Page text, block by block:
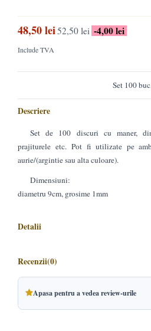
48,50 lei52,50 lei -4,00 lei
Include TVA
Set 100
Descriere
Set de 100 discuri cu maner,
prajiturele etc. Pot fi utilizate pe
aurie/(argintie sau alta culoare).
Dimensiuni:
diametru 9cm, grosime 1mm
Detalii
Recenzii(0)
Apasa pentru a vedea review-urile